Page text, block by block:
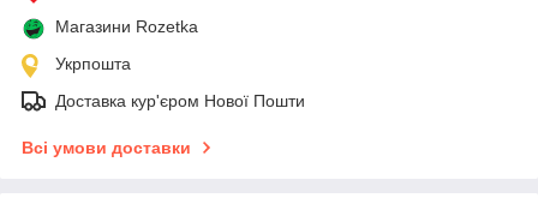
Магазини Rozetka
Укрпошта
Доставка кур'єром Нової Пошти
Всі умови доставки